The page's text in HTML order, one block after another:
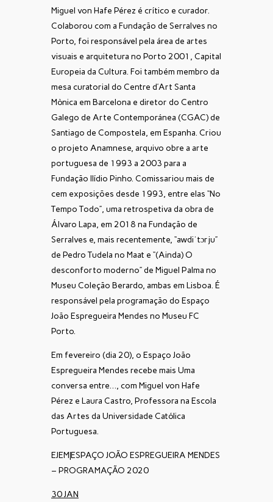
Miguel von Hafe Pérez é crítico e curador.
Colaborou com a Fundação de Serralves no
Porto, foi responsável pela área de artes
visuais e arquitetura no Porto 2001, Capital
Europeia da Cultura. Foi também membro da
mesa curatorial do Centre d’Art Santa
Mònica em Barcelona e diretor do Centro
Galego de Arte Contemporánea (CGAC) de
Santiago de Compostela, em Espanha. Criou
o projeto Anamnese, arquivo obre a arte
portuguesa de 1993 a 2003 para a
Fundação Ilídio Pinho. Comissariou mais de
cem exposições desde 1993, entre elas “No
Tempo Todo”, uma retrospetiva da obra de
Álvaro Lapa, em 2018 na Fundação de
Serralves e, mais recentemente, “awdiˈtɔrju”
de Pedro Tudela no Maat e “(Ainda) O
desconforto moderno” de Miguel Palma no
Museu Coleção Berardo, ambas em Lisboa. É
responsável pela programação do Espaço
João Espregueira Mendes no Museu FC
Porto.
Em fevereiro (dia 20), o Espaço João
Espregueira Mendes recebe mais Uma
conversa entre…, com Miguel von Hafe
Pérez e Laura Castro, Professora na Escola
das Artes da Universidade Católica
Portuguesa.
EJEM|ESPAÇO JOÃO ESPREGUEIRA MENDES
– PROGRAMAÇÃO 2020
30 JAN